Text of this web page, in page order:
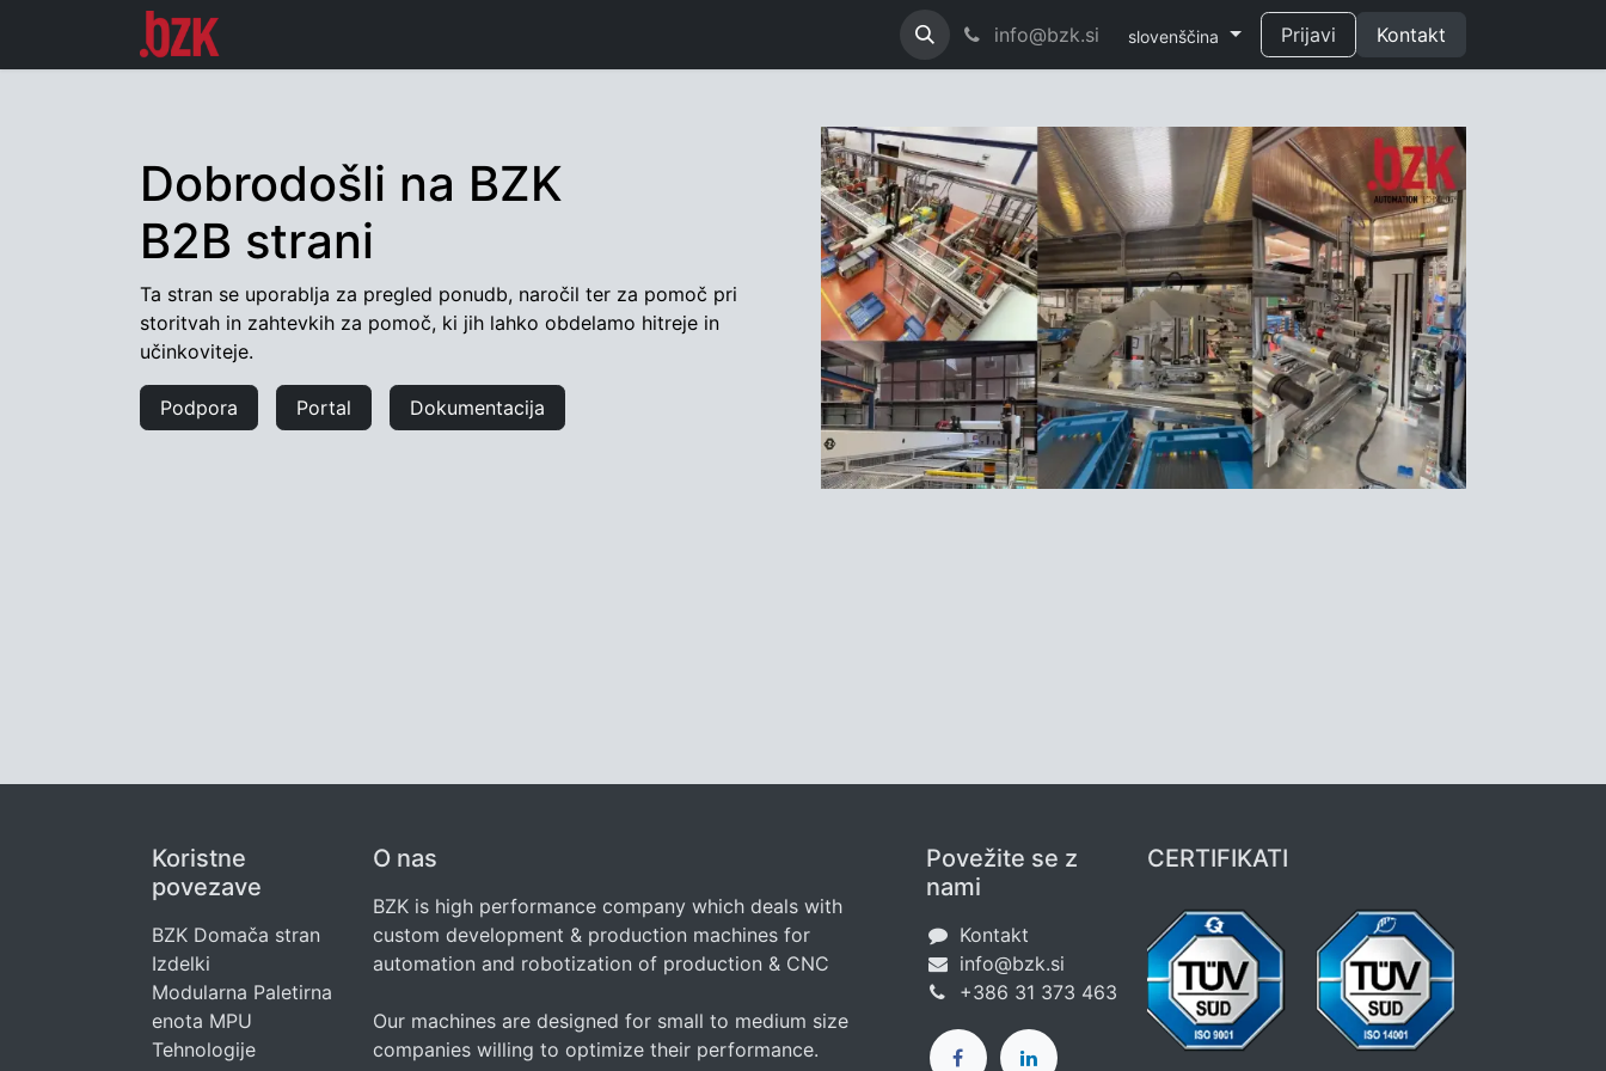
info@bzk.si slovenščina Prijavi Kontakt
Dobrodošli na BZK
B2B strani
Ta stran se uporablja za pregled ponudb, naročil ter za pomoč pri
storitvah in zahtevkih za pomoč, ki jih lahko obdelamo hitreje in
učinkoviteje.​
Podpora Portal Dokumentacija
Koristne
povezave
BZK Domača stran
Izdelki
Modularna Paletirna
enota MPU
Tehnologije
O nas
BZK is high performance company which deals with
custom development & production machines for
automation and robotization of production & CNC
Our machines are designed for small to medium size
companies willing to optimize their performance.
Povežite se z
nami
Kontakt
info@bzk.si
+386 31 373 463
CERTIFIKATI